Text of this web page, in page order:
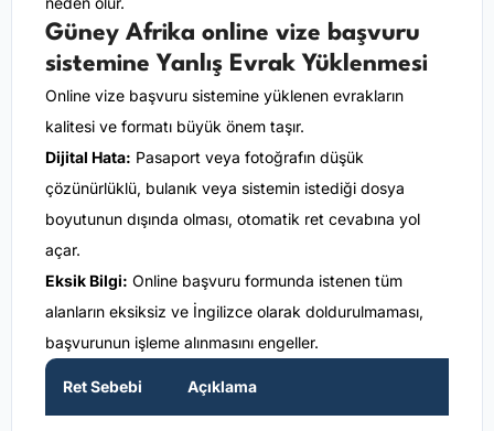
Güney Afrika online vize başvuru
sistemine Yanlış Evrak Yüklenmesi
Online vize başvuru sistemine yüklenen evrakların
kalitesi ve formatı büyük önem taşır.
Dijital Hata: Pasaport veya fotoğrafın düşük
çözünürlüklü, bulanık veya sistemin istediği dosya
boyutunun dışında olması, otomatik ret cevabına yol
açar.
Eksik Bilgi: Online başvuru formunda istenen tüm
alanların eksiksiz ve İngilizce olarak doldurulmaması,
başvurunun işleme alınmasını engeller.
Ret Sebebi Açıklama